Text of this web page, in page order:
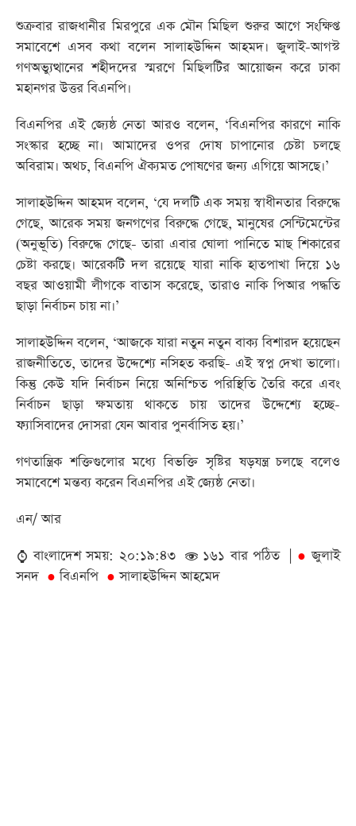
শুক্রবার রাজধানীর মিরপুরে এক মৌন মিছিল শুরুর আগে সংক্ষিপ্ত
সমাবেশে এসব কথা বলেন সালাহউদ্দিন আহমদ। জুলাই-আগস্ট
গণঅভ্যুত্থানের শহীদদের স্মরণে মিছিলটির আয়োজন করে ঢাকা
মহানগর উত্তর বিএনপি।
বিএনপির এই জ্যেষ্ঠ নেতা আরও বলেন, ‘বিএনপির কারণে নাকি
সংস্কার হচ্ছে না। আমাদের ওপর দোষ চাপানোর চেষ্টা চলছে
অবিরাম। অথচ, বিএনপি ঐক্যমত পোষণের জন্য এগিয়ে আসছে।’
সালাহউদ্দিন আহমদ বলেন, ‘যে দলটি এক সময় স্বাধীনতার বিরুদ্ধে
গেছে, আরেক সময় জনগণের বিরুদ্ধে গেছে, মানুষের সেন্টিমেন্টের
(অনুভূতি) বিরুদ্ধে গেছে- তারা এবার ঘোলা পানিতে মাছ শিকারের
চেষ্টা করছে। আরেকটি দল রয়েছে যারা নাকি হাতপাখা দিয়ে ১৬
বছর আওয়ামী লীগকে বাতাস করেছে, তারাও নাকি পিআর পদ্ধতি
ছাড়া নির্বাচন চায় না।’
সালাহউদ্দিন বলেন, ‘আজকে যারা নতুন নতুন বাক্য বিশারদ হয়েছেন
রাজনীতিতে, তাদের উদ্দেশ্যে নসিহত করছি- এই স্বপ্ন দেখা ভালো।
কিন্তু কেউ যদি নির্বাচন নিয়ে অনিশ্চিত পরিস্থিতি তৈরি করে এবং
নির্বাচন ছাড়া ক্ষমতায় থাকতে চায় তাদের উদ্দেশ্যে হচ্ছে-
ফ্যাসিবাদের দোসরা যেন আবার পুনর্বাসিত হয়।’
গণতান্ত্রিক শক্তিগুলোর মধ্যে বিভক্তি সৃষ্টির ষড়যন্ত্র চলছে বলেও
সমাবেশে মন্তব্য করেন বিএনপির এই জ্যেষ্ঠ নেতা।
এন/ আর
বাংলাদেশ সময়: ২০:১৯:৪৩
১৬১ বার পঠিত | ● জুলাই
সনদ ● বিএনপি ● সালাহউদ্দিন আহমেদ